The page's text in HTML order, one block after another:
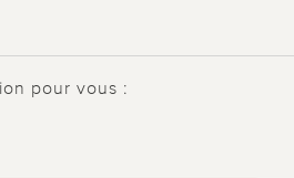
pour vous :